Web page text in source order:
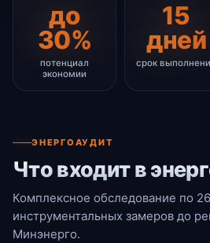
до
30%
потенциал
экономии
15
дней
срок
ЭНЕРГОАУДИТ
Что входит в
Комплексное обследование по
инструментальных замеров до
Минэнерго.